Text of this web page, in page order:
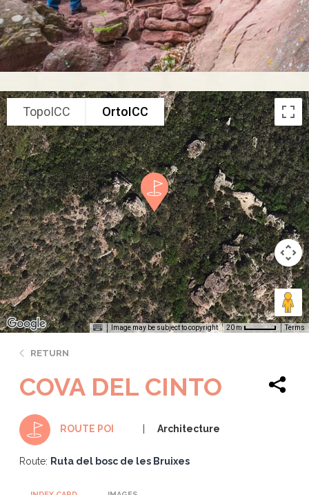
TopoICC OrtoICC
Image may be subject to copyright 20 m Terms
RETURN
COVA DEL CINTO
ROUTE POI Architecture
Route: Ruta del bosc de les Bruixes